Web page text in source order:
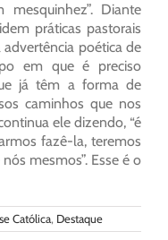
Diante
práticas pastorais
advertência poética de
em que é preciso
já têm a forma de
caminhos que nos
ele dizendo, “é
fazê-la, teremos
mesmos”. Esse é o
Católica, Destaque